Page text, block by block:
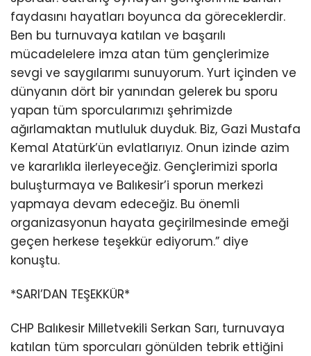
faydasını hayatları boyunca da göreceklerdir.
Ben bu turnuvaya katılan ve başarılı
mücadelelere imza atan tüm gençlerimize
sevgi ve saygılarımı sunuyorum. Yurt içinden ve
dünyanın dört bir yanından gelerek bu sporu
yapan tüm sporcularımızı şehrimizde
ağırlamaktan mutluluk duyduk. Biz, Gazi Mustafa
Kemal Atatürk’ün evlatlarıyız. Onun izinde azim
ve kararlıkla ilerleyeceğiz. Gençlerimizi sporla
buluşturmaya ve Balıkesir’i sporun merkezi
yapmaya devam edeceğiz. Bu önemli
organizasyonun hayata geçirilmesinde emeği
geçen herkese teşekkür ediyorum.” diye
konuştu.
*SARI’DAN TEŞEKKÜR*
CHP Balıkesir Milletvekili Serkan Sarı, turnuvaya
katılan tüm sporcuları gönülden tebrik ettiğini